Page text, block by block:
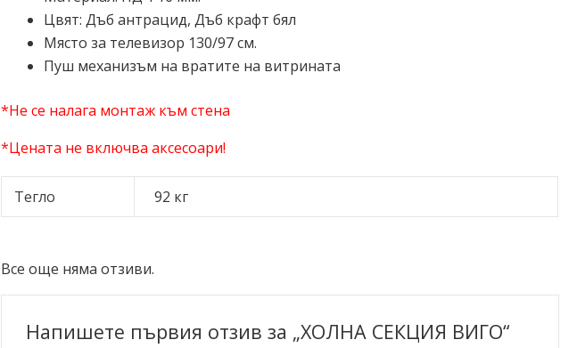
Цвят: Дъб антрацид, Дъб крафт бял
Място за телевизор 130/97 см.
Пуш механизъм на вратите на витрината
*Не се налага монтаж към стена
*Цената не включва аксесоари!
Тегло 92 кг
Все още няма отзиви.
Напишете първия отзив за „ХОЛНА СЕКЦИЯ ВИГО“